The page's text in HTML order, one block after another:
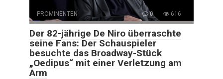
PROMINENTEN 0 616
Der 82-jährige De Niro überraschte
seine Fans: Der Schauspieler
besuchte das Broadway-Stück
„Oedipus“ mit einer Verletzung am
Arm